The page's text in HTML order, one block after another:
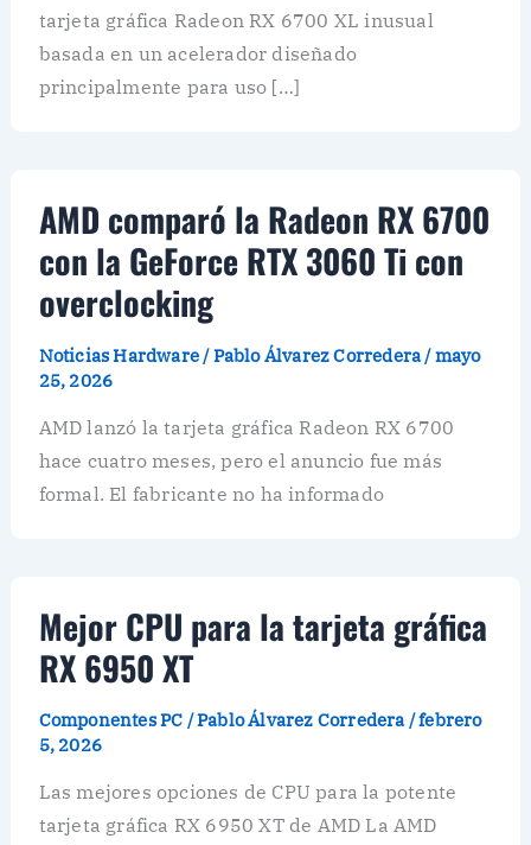
tarjeta gráfica Radeon RX 6700 XL inusual
basada en un acelerador diseñado
principalmente para uso […]
AMD comparó la Radeon RX 6700
con la GeForce RTX 3060 Ti con
overclocking
Noticias Hardware /Pablo Álvarez Corredera/mayo
25, 2026
AMD lanzó la tarjeta gráfica Radeon RX 6700
hace cuatro meses, pero el anuncio fue más
formal. El fabricante no ha informado
Mejor CPU para la tarjeta gráfica
RX 6950 XT
Componentes PC /Pablo Álvarez Corredera/febrero
5, 2026
Las mejores opciones de CPU para la potente
tarjeta gráfica RX 6950 XT de AMD La AMD